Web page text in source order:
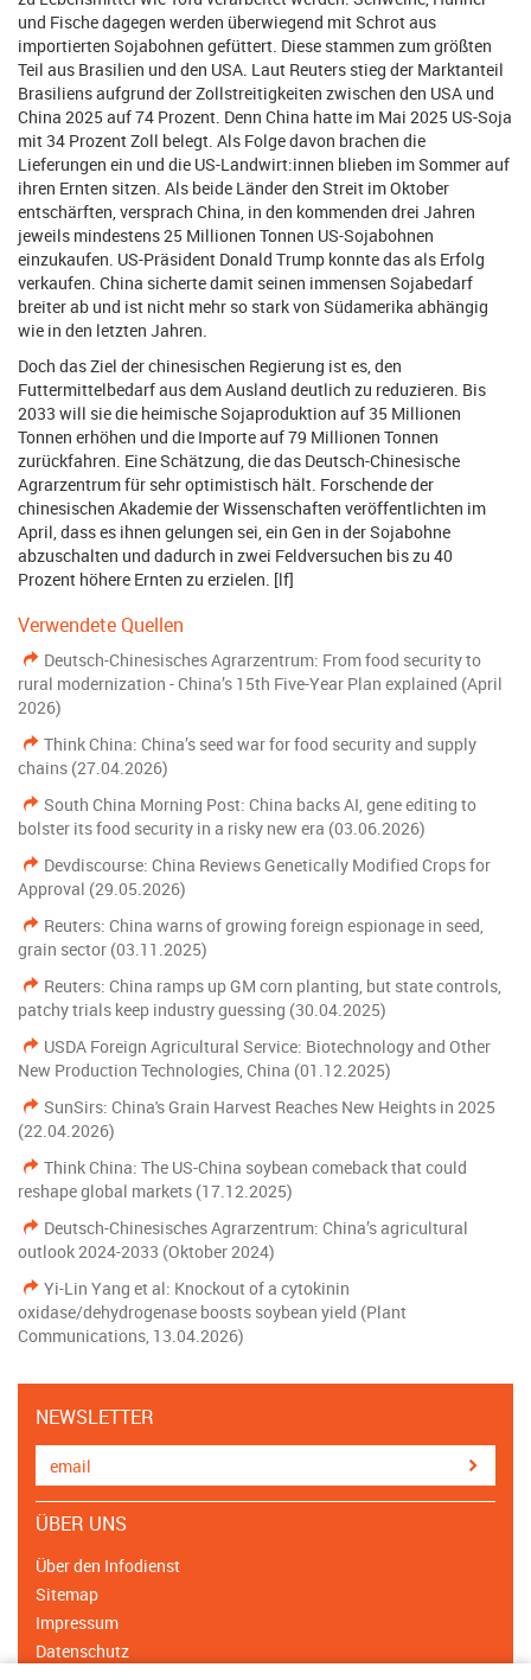
und Fische dagegen werden überwiegend mit Schrot aus
importierten Sojabohnen gefüttert. Diese stammen zum größten
Teil aus Brasilien und den USA. Laut Reuters stieg der Marktanteil
Brasiliens aufgrund der Zollstreitigkeiten zwischen den USA und
China 2025 auf 74 Prozent. Denn China hatte im Mai 2025 US-Soja
mit 34 Prozent Zoll belegt. Als Folge davon brachen die
Lieferungen ein und die US-Landwirt:innen blieben im Sommer auf
ihren Ernten sitzen. Als beide Länder den Streit im Oktober
entschärften, versprach China, in den kommenden drei Jahren
jeweils mindestens 25 Millionen Tonnen US-Sojabohnen
einzukaufen. US-Präsident Donald Trump konnte das als Erfolg
verkaufen. China sicherte damit seinen immensen Sojabedarf
breiter ab und ist nicht mehr so stark von Südamerika abhängig
wie in den letzten Jahren.
Doch das Ziel der chinesischen Regierung ist es, den
Futtermittelbedarf aus dem Ausland deutlich zu reduzieren. Bis
2033 will sie die heimische Sojaproduktion auf 35 Millionen
Tonnen erhöhen und die Importe auf 79 Millionen Tonnen
zurückfahren. Eine Schätzung, die das Deutsch-Chinesische
Agrarzentrum für sehr optimistisch hält. Forschende der
chinesischen Akademie der Wissenschaften veröffentlichten im
April, dass es ihnen gelungen sei, ein Gen in der Sojabohne
abzuschalten und dadurch in zwei Feldversuchen bis zu 40
Prozent höhere Ernten zu erzielen. [lf]
Verwendete Quellen
Deutsch-Chinesisches Agrarzentrum: From food security to
rural modernization - China’s 15th Five-Year Plan explained (April
2026)
Think China: China’s seed war for food security and supply
chains (27.04.2026)
South China Morning Post: China backs AI, gene editing to
bolster its food security in a risky new era (03.06.2026)
Devdiscourse: China Reviews Genetically Modified Crops for
Approval (29.05.2026)
Reuters: China warns of growing foreign espionage in seed,
grain sector (03.11.2025)
Reuters: China ramps up GM corn planting, but state controls,
patchy trials keep industry guessing (30.04.2025)
USDA Foreign Agricultural Service: Biotechnology and Other
New Production Technologies, China (01.12.2025)
SunSirs: China's Grain Harvest Reaches New Heights in 2025
(22.04.2026)
Think China: The US-China soybean comeback that could
reshape global markets (17.12.2025)
Deutsch-Chinesisches Agrarzentrum: China’s agricultural
outlook 2024-2033 (Oktober 2024)
Yi-Lin Yang et al: Knockout of a cytokinin
oxidase/dehydrogenase boosts soybean yield (Plant
Communications, 13.04.2026)
NEWSLETTER
ÜBER UNS
Über den Infodienst
Sitemap
Impressum
Datenschutz